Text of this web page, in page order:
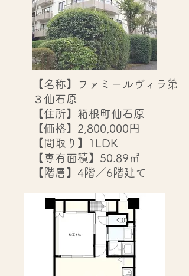
【名称】ファミールヴィラ第
３仙石原
【住所】箱根町仙石原
【価格】2,800,000円
【間取り】1LDK
【専有面積】50.89㎡
【階層】4階／6階建て